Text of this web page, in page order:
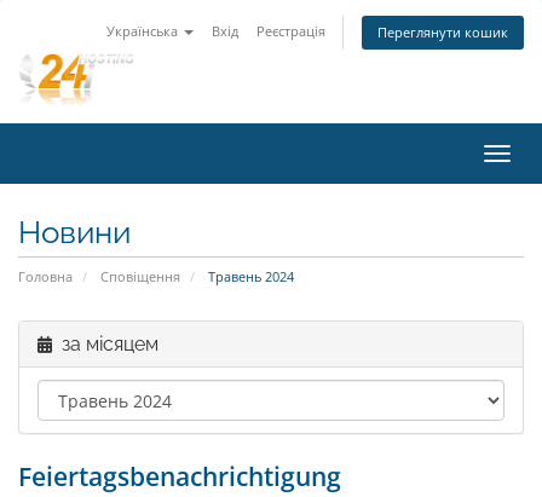
Українська Вхід Реєстрація Переглянути кошик
Новини
Головна Сповіщення Травень 2024
за місяцем
Feiertagsbenachrichtigung